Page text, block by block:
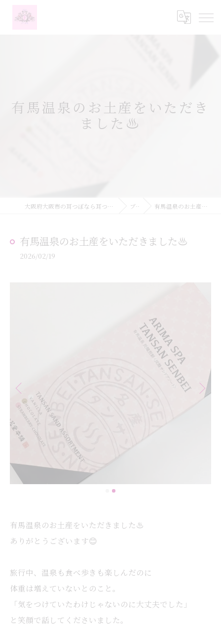
有馬温泉のお土産をいただき
ました♨️
大阪府大阪市の耳つぼなら耳つぼダイエットサロンふーみん ブログ 有馬温泉のお土産をいただきました♨️
有馬温泉のお土産をいただきました♨️
2026/02/19
有馬温泉のお土産をいただきました♨️
ありがとうございます😊
旅行中、温泉も食べ歩きも楽しんだのに
体重は増えていないとのこと。
「気をつけていたわけじゃないのに大丈夫でした」
と笑顔で話してくださいました。